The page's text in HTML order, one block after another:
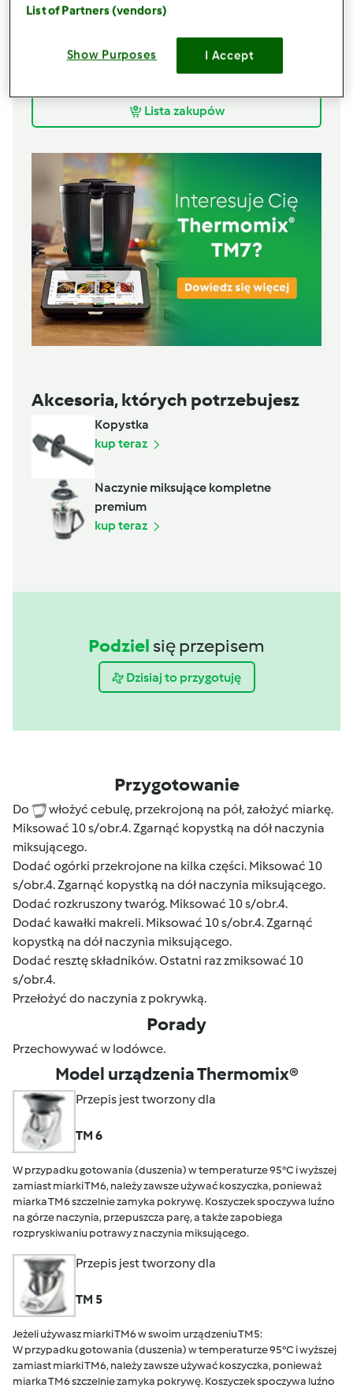
2czubate łyżkimajonezu/oleju,
szczyptysoli
Lista zakupów
Akcesoria, których potrzebujesz
Kopystka
kup teraz
Naczynie miksujące kompletne
premium
kup teraz
Podziel się przepisem
Dzisiaj to przygotuję
Przygotowanie
Do
włożyć cebulę, przekrojoną na pół, założyć miarkę.
Miksować 10 s/obr.4. Zgarnąć kopystką na dół naczynia
miksującego.
Dodać ogórki przekrojone na kilka części. Miksować 10
s/obr.4. Zgarnąć kopystką na dół naczynia miksującego.
Dodać rozkruszony twaróg. Miksować 10 s/obr.4.
Dodać kawałki makreli. Miksować 10 s/obr.4. Zgarnąć
kopystką na dół naczynia miksującego.
Dodać resztę składników. Ostatni raz zmiksować 10
s/obr.4.
Przełożyć do naczynia z pokrywką.
Porady
Przechowywać w lodówce.
Model urządzenia Thermomix®
Przepis jest tworzony dla
TM 6
W przypadku gotowania (duszenia) w temperaturze 95°C i wyższej
zamiast miarki TM6, należy zawsze używać koszyczka, ponieważ
miarka TM6 szczelnie zamyka pokrywę. Koszyczek spoczywa luźno
na górze naczynia, przepuszcza parę, a także zapobiega
rozpryskiwaniu potrawy z naczynia miksującego.
Przepis jest tworzony dla
TM 5
Jeżeli używasz miarki TM6 w swoim urządzeniu TM5:
W przypadku gotowania (duszenia) w temperaturze 95°C i wyższej
zamiast miarki TM6, należy zawsze używać koszyczka, ponieważ
miarka TM6 szczelnie zamyka pokrywę. Koszyczek spoczywa luźno
List of Partners (vendors)
Show Purposes I Accept